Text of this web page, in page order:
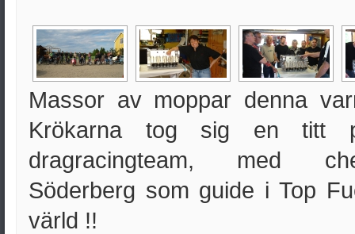
Massor av moppar denna
Krökarna tog sig en titt
dragracingteam, med
Söderberg som guide i Top
värld !!